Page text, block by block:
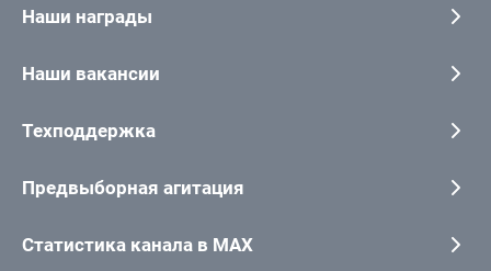
Наши награды
Наши вакансии
Техподдержка
Предвыборная агитация
Статистика канала в MAX